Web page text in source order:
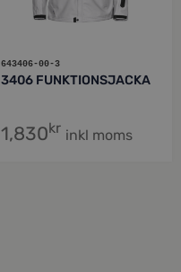
643406-00-3
3406 FUNKTIONSJACKA
1,830kr inkl moms